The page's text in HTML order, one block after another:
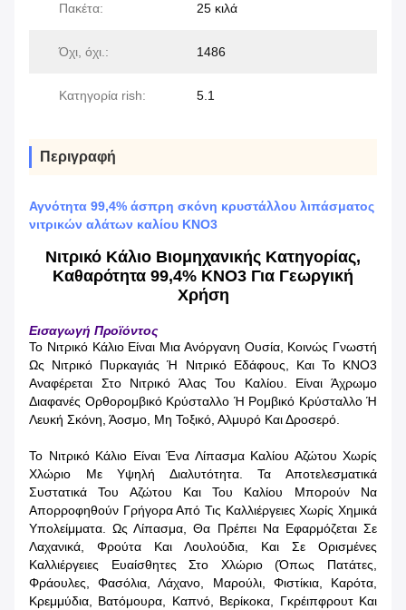
Πακέτα: 25 κιλά
Όχι, όχι.: 1486
Κατηγορία rish: 5.1
Περιγραφή
Αγνότητα 99,4% άσπρη σκόνη κρυστάλλου λιπάσματος
νιτρικών αλάτων καλίου KNO3
Νιτρικό Κάλιο Βιομηχανικής Κατηγορίας,
Καθαρότητα 99,4% KNO3 Για Γεωργική
Χρήση
Εισαγωγή Προϊόντος
Το Νιτρικό Κάλιο Είναι Μια Ανόργανη Ουσία, Κοινώς Γνωστή
Ως Νιτρικό Πυρκαγιάς Ή Νιτρικό Εδάφους, Και Το KNO3
Αναφέρεται Στο Νιτρικό Άλας Του Καλίου. Είναι Άχρωμο
Διαφανές Ορθορομβικό Κρύσταλλο Ή Ρομβικό Κρύσταλλο Ή
Λευκή Σκόνη, Άοσμο, Μη Τοξικό, Αλμυρό Και Δροσερό.
Το Νιτρικό Κάλιο Είναι Ένα Λίπασμα Καλίου Αζώτου Χωρίς
Χλώριο Με Υψηλή Διαλυτότητα. Τα Αποτελεσματικά
Συστατικά Του Αζώτου Και Του Καλίου Μπορούν Να
Απορροφηθούν Γρήγορα Από Τις Καλλιέργειες Χωρίς Χημικά
Υπολείμματα. Ως Λίπασμα, Θα Πρέπει Να Εφαρμόζεται Σε
Λαχανικά, Φρούτα Και Λουλούδια, Και Σε Ορισμένες
Καλλιέργειες Ευαίσθητες Στο Χλώριο (όπως Πατάτες,
Φράουλες, Φασόλια, Λάχανο, Μαρούλι, Φιστίκια, Καρότα,
Κρεμμύδια, Βατόμουρα, Καπνό, Βερίκοκα, Γκρέιπφρουτ Και